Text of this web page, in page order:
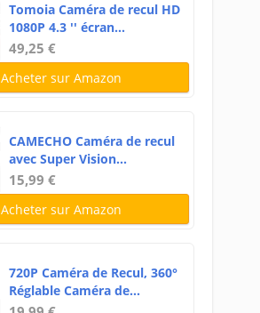
Tomoia Caméra de recul HD
1080P 4.3 '' écran...
49,25 €
Acheter sur Amazon
CAMECHO Caméra de recul
avec Super Vision...
15,99 €
Acheter sur Amazon
720P Caméra de Recul, 360°
Réglable Caméra de...